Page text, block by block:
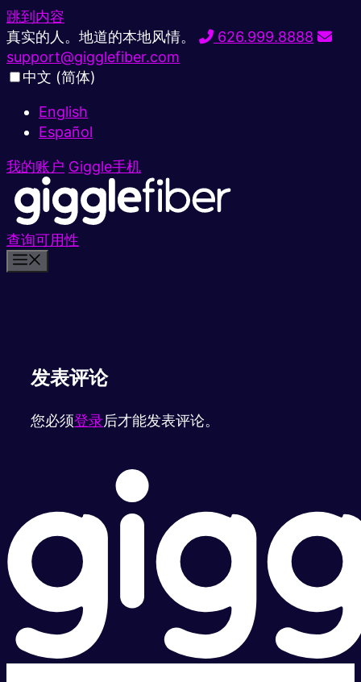
跳到内容
真实的人。地道的本地风情。
626.999.8888
support@gigglefiber.com
中文 (简体)
English
Español
我的账户 Giggle手机
查询可用性
发表评论
您必须登录后才能发表评论。